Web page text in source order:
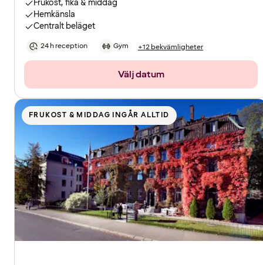
Frukost, fika & middag
Hemkänsla
Centralt beläget
24 h reception Gym +12 bekvämligheter
Välj datum
FRUKOST & MIDDAG INGÅR ALLTID